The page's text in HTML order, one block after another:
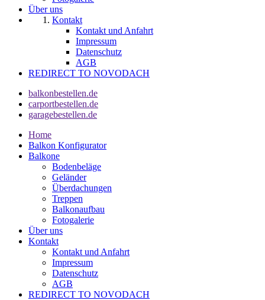
Über uns
Kontakt
Kontakt und Anfahrt
Impressum
Datenschutz
AGB
REDIRECT TO NOVODACH
balkonbestellen.de
carportbestellen.de
garagebestellen.de
Home
Balkon Konfigurator
Balkone
Bodenbeläge
Geländer
Überdachungen
Treppen
Balkonaufbau
Fotogalerie
Über uns
Kontakt
Kontakt und Anfahrt
Impressum
Datenschutz
AGB
REDIRECT TO NOVODACH